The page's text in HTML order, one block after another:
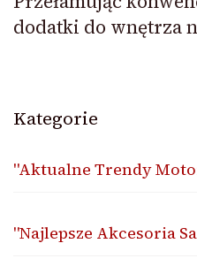
dodatki do wnętrza
Kategorie
"Aktualne Trendy
"Najlepsze Akcesoria